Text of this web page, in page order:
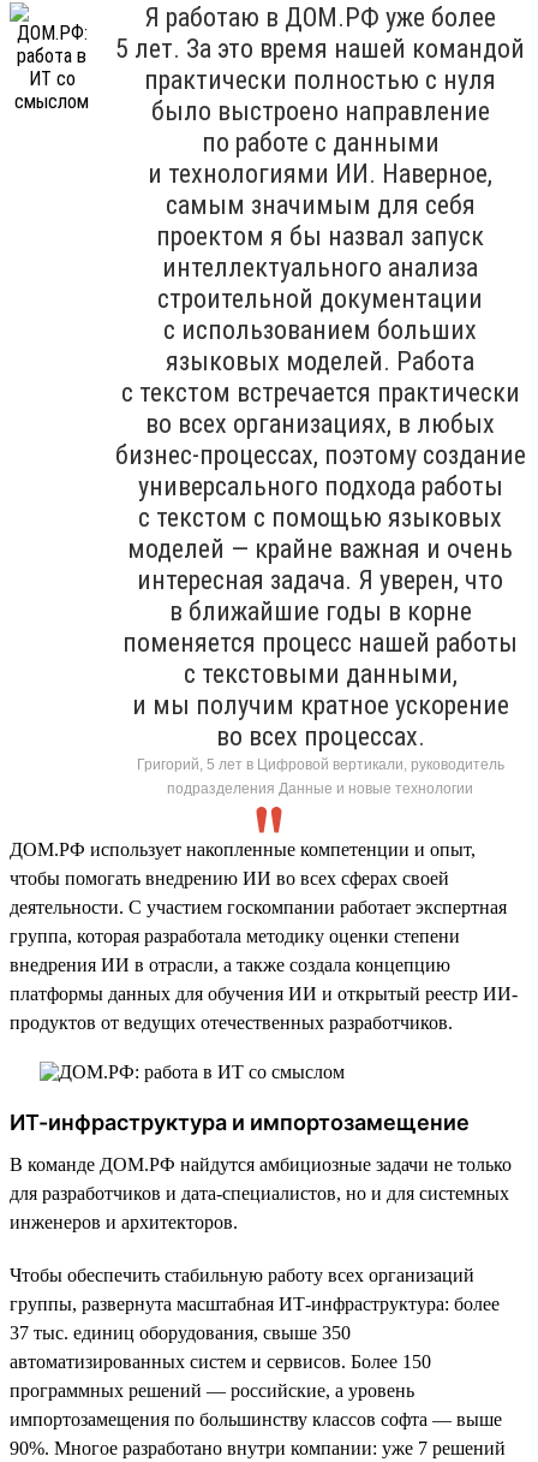
Я работаю в ДОМ.РФ уже более
5 лет. За это время нашей командой
практически полностью с нуля
было выстроено направление
по работе с данными
и технологиями ИИ. Наверное,
самым значимым для себя
проектом я бы назвал запуск
интеллектуального анализа
строительной документации
с использованием больших
языковых моделей. Работа
с текстом встречается практически
во всех организациях, в любых
бизнес-процессах, поэтому создание
универсального подхода работы
с текстом с помощью языковых
моделей — крайне важная и очень
интересная задача. Я уверен, что
в ближайшие годы в корне
поменяется процесс нашей работы
с текстовыми данными,
и мы получим кратное ускорение
во всех процессах.
Григорий, 5 лет в Цифровой вертикали, руководитель
подразделения Данные и новые технологии
ДОМ.РФ использует накопленные компетенции и опыт,
чтобы помогать внедрению ИИ во всех сферах своей
деятельности. С участием госкомпании работает экспертная
группа, которая разработала методику оценки степени
внедрения ИИ в отрасли, а также создала концепцию
платформы данных для обучения ИИ и открытый реестр ИИ-
продуктов от ведущих отечественных разработчиков.
ИТ-инфраструктура и импортозамещение
В команде ДОМ.РФ найдутся амбициозные задачи не только
для разработчиков и дата-специалистов, но и для системных
инженеров и архитекторов.
Чтобы обеспечить стабильную работу всех организаций
группы, развернута масштабная ИТ-инфраструктура: более
37 тыс. единиц оборудования, свыше 350
автоматизированных систем и сервисов. Более 150
программных решений — российские, а уровень
импортозамещения по большинству классов софта — выше
90%. Многое разработано внутри компании: уже 7 решений